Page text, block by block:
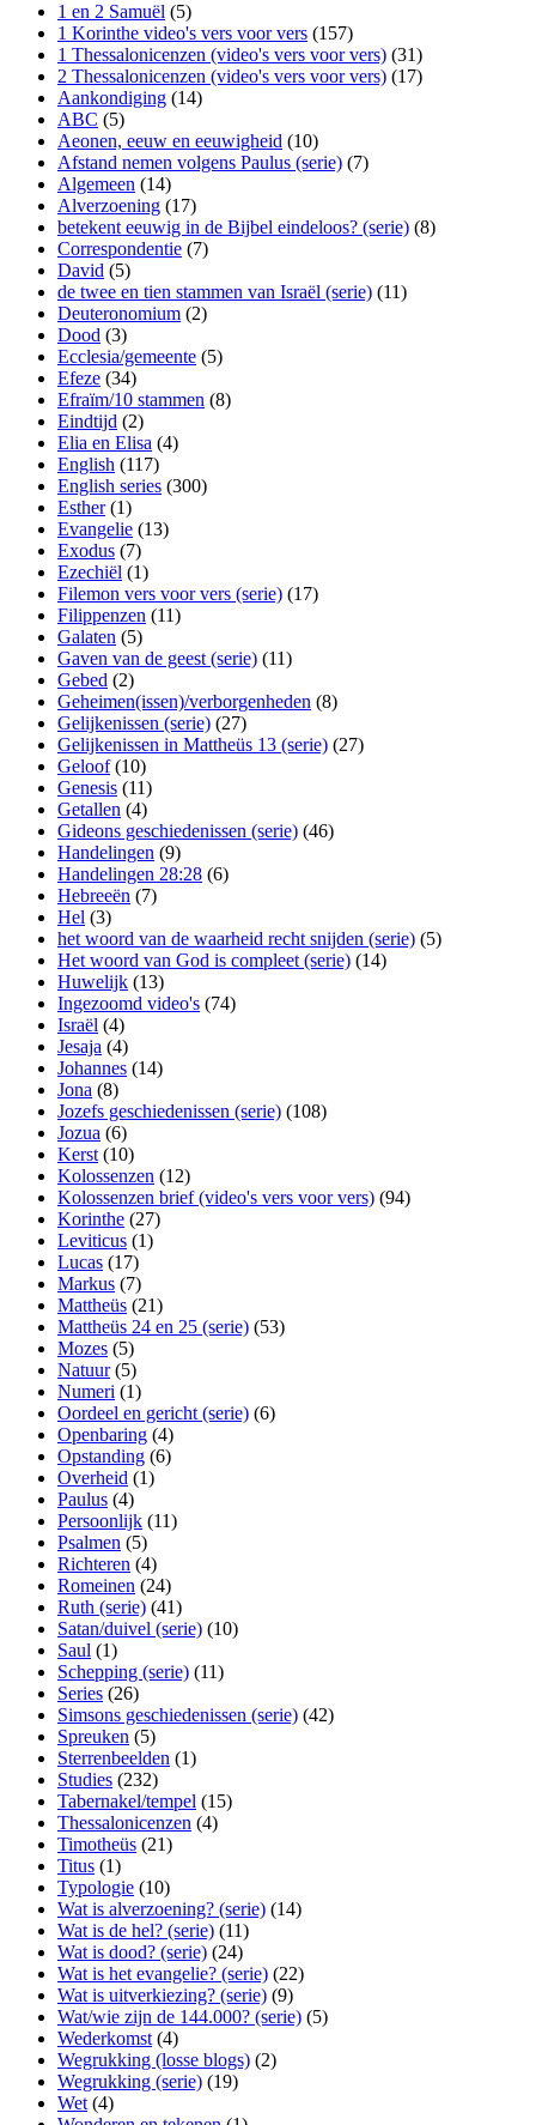
1 en 2 Samuël (5)
1 Korinthe video's vers voor vers (157)
1 Thessalonicenzen (video's vers voor vers) (31)
2 Thessalonicenzen (video's vers voor vers) (17)
Aankondiging (14)
ABC (5)
Aeonen, eeuw en eeuwigheid (10)
Afstand nemen volgens Paulus (serie) (7)
Algemeen (14)
Alverzoening (17)
betekent eeuwig in de Bijbel eindeloos? (serie) (8)
Correspondentie (7)
David (5)
de twee en tien stammen van Israël (serie) (11)
Deuteronomium (2)
Dood (3)
Ecclesia/gemeente (5)
Efeze (34)
Efraïm/10 stammen (8)
Eindtijd (2)
Elia en Elisa (4)
English (117)
English series (300)
Esther(1)
Evangelie (13)
Exodus (7)
Ezechiël (1)
Filemon vers voor vers (serie) (17)
Filippenzen (11)
Galaten (5)
Gaven van de geest (serie) (11)
Gebed (2)
Geheimen(issen)/verborgenheden (8)
Gelijkenissen (serie) (27)
Gelijkenissen in Mattheüs 13 (serie) (27)
Geloof(10)
Genesis (11)
Getallen (4)
Gideons geschiedenissen (serie) (46)
Handelingen (9)
Handelingen 28:28 (6)
Hebreeën (7)
Hel (3)
het woord van de waarheid recht snijden (serie) (5)
Het woord van God is compleet (serie) (14)
Huwelijk (13)
Ingezoomd video's (74)
Israël (4)
Jesaja (4)
Johannes (14)
Jona (8)
Jozefs geschiedenissen (serie) (108)
Jozua (6)
Kerst (10)
Kolossenzen (12)
Kolossenzen brief (video's vers voor vers) (94)
Korinthe (27)
Leviticus (1)
Lucas (17)
Markus (7)
Mattheüs (21)
Mattheüs 24 en 25 (serie) (53)
Mozes (5)
Natuur(5)
Numeri (1)
Oordeel en gericht (serie) (6)
Openbaring (4)
Opstanding (6)
Overheid (1)
Paulus (4)
Persoonlijk (11)
Psalmen (5)
Richteren (4)
Romeinen (24)
Ruth (serie) (41)
Satan/duivel (serie) (10)
Saul (1)
Schepping (serie) (11)
Series (26)
Simsons geschiedenissen (serie) (42)
Spreuken (5)
Sterrenbeelden (1)
Studies (232)
Tabernakel/tempel (15)
Thessalonicenzen (4)
Timotheüs (21)
Titus (1)
Typologie (10)
Wat is alverzoening? (serie) (14)
Wat is de hel? (serie) (11)
Wat is dood? (serie) (24)
Wat is het evangelie? (serie) (22)
Wat is uitverkiezing? (serie) (9)
Wat/wie zijn de 144.000? (serie) (5)
Wederkomst (4)
Wegrukking (losse blogs) (2)
Wegrukking (serie) (19)
Wet (4)